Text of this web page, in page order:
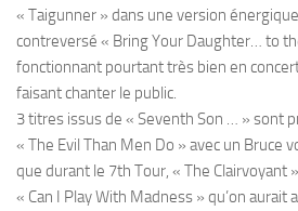
« Taigunner » dans une version
contreversé « Bring Your Daughter… to
fonctionnant pourtant très bien en
faisant chanter le public.
3 titres issus de « Seventh Son … » sont
« The Evil Than Men Do » avec un Bruce
que durant le 7th Tour, « The Clairvoyant
« Can I Play With Madness » qu’on aurait